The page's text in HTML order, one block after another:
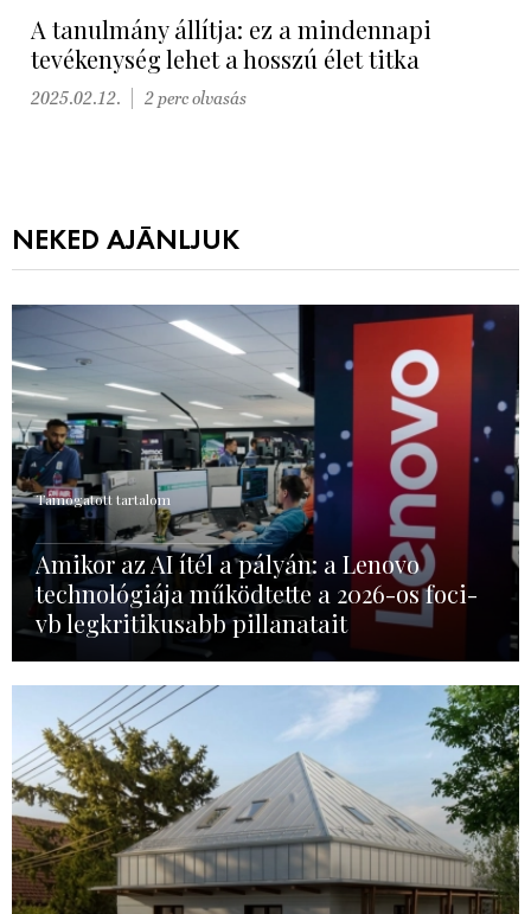
A tanulmány állítja: ez a mindennapi
tevékenység lehet a hosszú élet titka
2025.02.12. 2 perc olvasás
NEKED AJÁNLJUK
Támogatott tartalom
Amikor az AI ítél a pályán: a Lenovo
technológiája működtette a 2026-os foci-
vb legkritikusabb pillanatait